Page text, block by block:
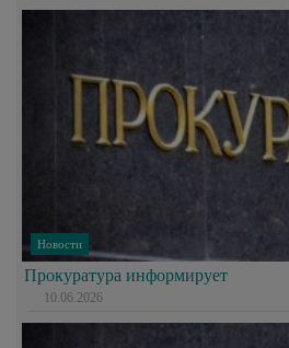
Новости
Прокуратура информирует
10.06.2026